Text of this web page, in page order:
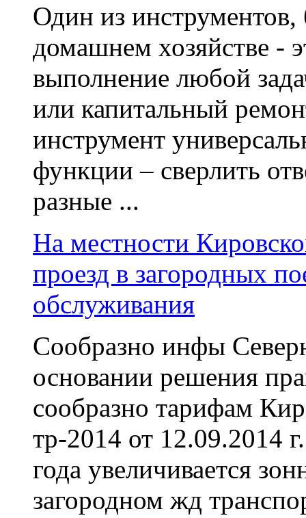
Один из инструментов,
домашнем хозяйстве -
выполнение любой
или капитальный
инструмент
функции – сверлить
разные ...
На местности
проезд в загородных
обслуживания
Сообразно инфы
основании решения
сообразно тарифам
тр-2014 от 12.09.2014
года увеличивается
загородном жд